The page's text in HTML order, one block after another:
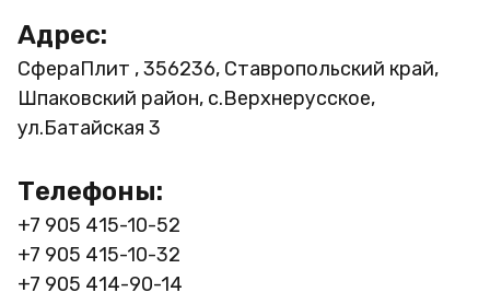
Адрес:
СфераПлит , 356236, Ставропольский край,
Шпаковский район, с.Верхнерусское,
ул.Батайская 3
Телефоны:
+7 905 415-10-52
+7 905 415-10-32
+7 905 414-90-14